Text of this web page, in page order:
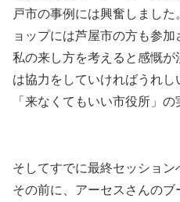
戸市の事例には興奮しまし
ョップには芦屋市の方も参加
私の来し方を考えると感慨
は協力をしていければうれし
「来なくてもいい市役所」の
そしてすでに最終セッション
その前に、アーセスさんのブ